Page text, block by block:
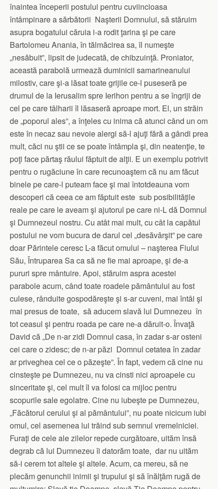
înaintea începerii postului pentru cuviincioasa
întâmpinare a sărbătorii Naşterii Domnului, să stăruim
asupra bogatului căruia i-a rodit ţarina şi pe care
Bartolomeu Anania, în tălmăcirea sa, îl numeşte
„nesăbuit”, lipsit de judecată, de chibzuinţă. Proniator,
această parabolă urmează duminicii samarineanului
milostiv, care şi-a lăsat toate grijile ce-l puseseră pe
drumul de la Ierusalim spre Ierihon pentru a se îngriji de
cel pe care tâlharii îl lăsaseră aproape mort. El, un străin
de „poporul ales”, a înţeles cu inima că atunci când un om
este în necaz sau nevoie alergi să-l ajuţi fără a gândi prea
mult, căci nu ştii ce se poate întâmpla şi, din neatenţie, te
poţi face părtaş răului făptuit de alţii. E un exemplu potrivit
pentru o rugăciune în care recunoaştem că nu am făcut
binele pe care-l puteam face şi mai întotdeauna vom
descoperi că ceea ce am făptuit este sub posibilităţile
reale pe care le aveam şi ajutorul pe care ni-L dă Domnul
şi Dumnezeul nostru. Cu atât mai mult, cu cât la capătul
postului ne vom bucura de darul cel „desăvârşit” pe care
doar Părintele ceresc L-a făcut omului – naşterea Fiului
Său, Întruparea Sa ca să ne fie mai aproape, şi de-a
pururi spre mântuire. Apoi, stăruim aspra acestei
parabole acum, când toate roadele pământului au fost
culese, rânduite gospodăreşte şi s-ar cuveni, mai întâi şi
mai presus de toate, să aducem slavă lui Dumnezeu în
tot ceasul şi pentru roada pe care ne-a dăruit-o. Învaţă
David că „De n-ar zidi Domnul casa, în zadar s-ar osteni
cei care o zidesc; de n-ar păzi Domnul cetatea în zadar
ar priveghea cel ce o păzeşte”. În fapt, vedem că cine nu
cinsteşte pe Dumnezeu, nu va cinsti nici aproapele cu
sinceritate şi, cel mult îl va folosi ca mijloc pentru
scopurile sale egolatre. Cine nu iubeşte pe Dumnezeu,
„Făcătorul cerului şi al pământului”, nu poate nicicum iubi
omul, cel asemenea lui trăind sub semnul vremelniciei.
Furaţi de cele ale zilelor repede curgătoare, uităm însă
degrab că lui Dumnezeu îi datorăm toate, dar nu uităm
să-i cerem tot altele şi altele. Acum, ca mereu, să ne
plecăm genunchii inimii şi trupului şi să înălţăm rugă de